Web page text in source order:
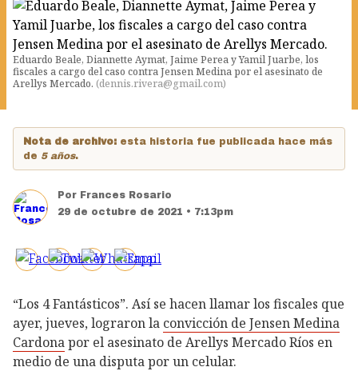
Eduardo Beale, Diannette Aymat, Jaime Perea y Yamil Juarbe, los
fiscales a cargo del caso contra Jensen Medina por el asesinato de
Arellys Mercado. (dennis.rivera@gmail.com)
Nota de archivo: esta historia fue publicada hace más
de 5 años.
Por Frances Rosario
29 de octubre de 2021 • 7:13pm
“Los 4 Fantásticos”. Así se hacen llamar los fiscales que
ayer, jueves, lograron la convicción de Jensen Medina
Cardonapor el asesinato de Arellys Mercado Ríos en
medio de una disputa por un celular.